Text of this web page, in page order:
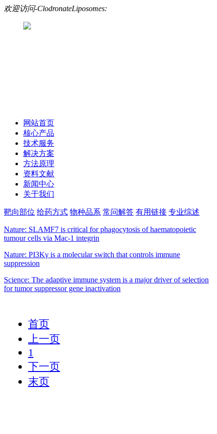
欢迎访问-ClodronateLiposomes:
网站首页
核心产品
技术服务
解决方案
方法原理
资料文献
新闻中心
关于我们
靶向部位 给药方式 物种品系 常问解答 有用链接 专业综述
Nature: SLAMF7 is critical for phagocytosis of haematopoietic
tumour cells via Mac-1 integrin
Nature: PI3Kγ is a molecular switch that controls immune
suppression
Science: The adaptive immune system is a major driver of selection
for tumor suppressor gene inactivation
首页
上一页
1
下一页
末页